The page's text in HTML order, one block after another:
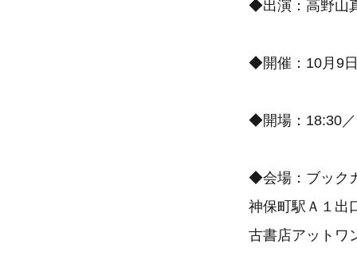
◆出演：高野山
◆開催：10月9
◆開場：18:30
◆会場：ブック
神保町駅Ａ１
古書店アットワ